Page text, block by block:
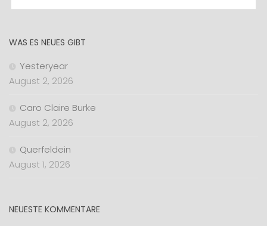
WAS ES NEUES GIBT
Yesteryear
August 2, 2026
Caro Claire Burke
August 2, 2026
Querfeldein
August 1, 2026
NEUESTE KOMMENTARE